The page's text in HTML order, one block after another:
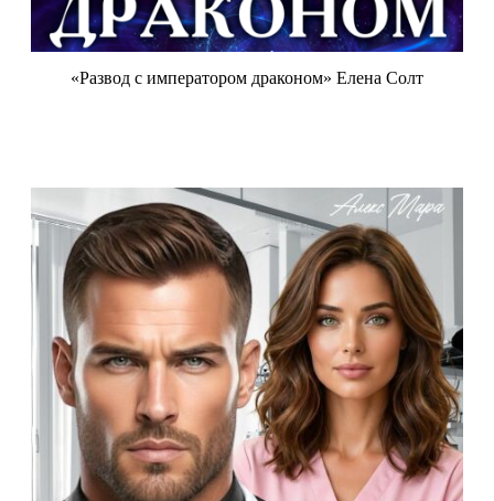
«Развод с императором драконом» Елена Солт